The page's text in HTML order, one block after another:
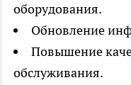
оборудования.
Обновление
Повышение
обслуживания.